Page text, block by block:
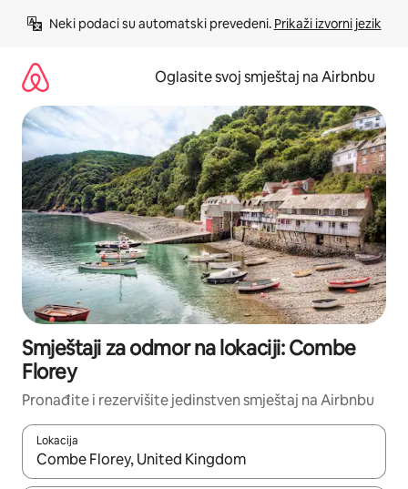
Neki podaci su automatski prevedeni. Prikaži izvorni jezik
Oglasite svoj smještaj na Airbnbu
Smještaji za odmor na lokaciji: Combe
Florey
Pronađite i rezervišite jedinstven smještaj na Airbnbu
Lokacija
Kad rezultati budu dostupni, krećite se gore i dolje pomoću